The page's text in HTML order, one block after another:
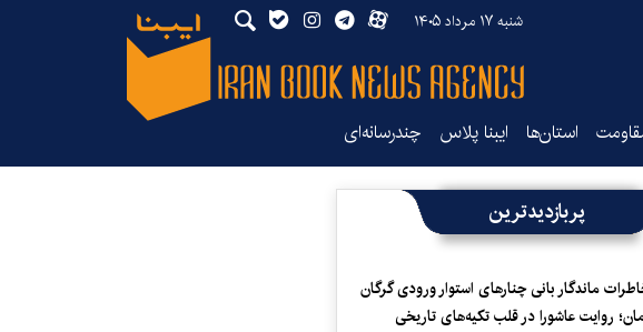
شنبه ۱۷ مرداد ۱۴۰۵
استان‌ها ایبنا پلاس چندرسانه‌ای
پربازدیدترین
ماندگار بانی چنارهای استوار ورودی گرگان
روایت عاشورا در قلب تکیه‌های تاریخی